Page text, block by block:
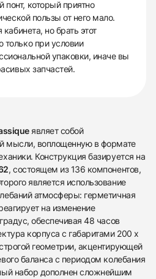
который приятно
пользы от него мало.
но брать этот
при условии
упаковки, иначе вы
запчастей.
являет собой
мысли, воплощенную в формате
Конструкция базируется на
, состоящем из 136 компонентов,
является использование
атмосферы: герметичная
на изменение
обеспечивая 48 часов
корпуса с габаритами 200 х
геометрии, акцентирующей
баланса с периодом колебания
набор дополнен сложнейшим